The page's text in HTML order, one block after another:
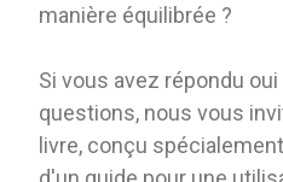
manière équilibrée ?
Si vous avez répondu
questions, nous vous
livre, conçu